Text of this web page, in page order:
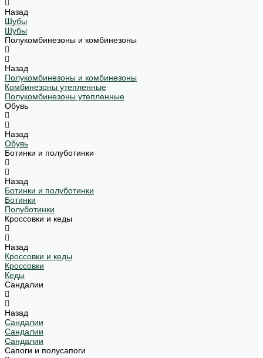
Назад
Шубы
Шубы
Полукомбинезоны и комбинезоны
Назад
Полукомбинезоны и комбинезоны
Комбинезоны утепленные
Полукомбинезоны утепленные
Обувь
Назад
Обувь
Ботинки и полуботинки
Назад
Ботинки и полуботинки
Ботинки
Полуботинки
Кроссовки и кеды
Назад
Кроссовки и кеды
Кроссовки
Кеды
Сандалии
Назад
Сандалии
Сандалии
Сандалии
Сапоги и полусапоги